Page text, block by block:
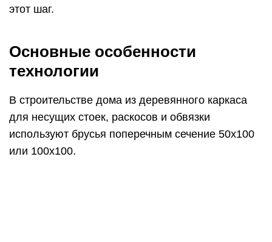
этот шаг.
Основные особенности
технологии
В строительстве дома из деревянного каркаса
для несущих стоек, раскосов и обвязки
используют брусья поперечным сечение 50х100
или 100х100.